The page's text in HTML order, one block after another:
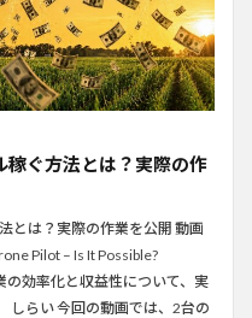
稼ぐ方法とは？実際の作
とは？実際の作業を公開 動画
Pilot – Is It Possible?
の効率化と収益性について、実
しらい 今回の動画では、2台の